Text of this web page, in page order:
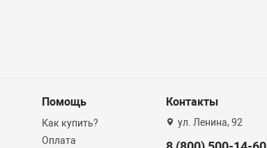
Помощь
Как купить?
Оплата
Контакты
ул. Ленина, 92